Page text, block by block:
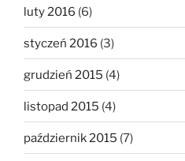
luty 2016 (6)
styczeń 2016 (3)
grudzień 2015 (4)
listopad 2015 (4)
październik 2015 (7)